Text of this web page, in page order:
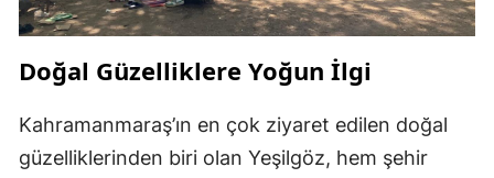
Doğal Güzelliklere Yoğun İlgi
Kahramanmaraş’ın en çok ziyaret edilen doğal
güzelliklerinden biri olan Yeşilgöz, hem şehir